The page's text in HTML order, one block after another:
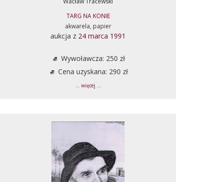
TARG NA KONIE
akwarela, papier
aukcja z 24 marca 1991
Wywoławcza: 250 zł
Cena uzyskana: 290 zł
... więcej ...